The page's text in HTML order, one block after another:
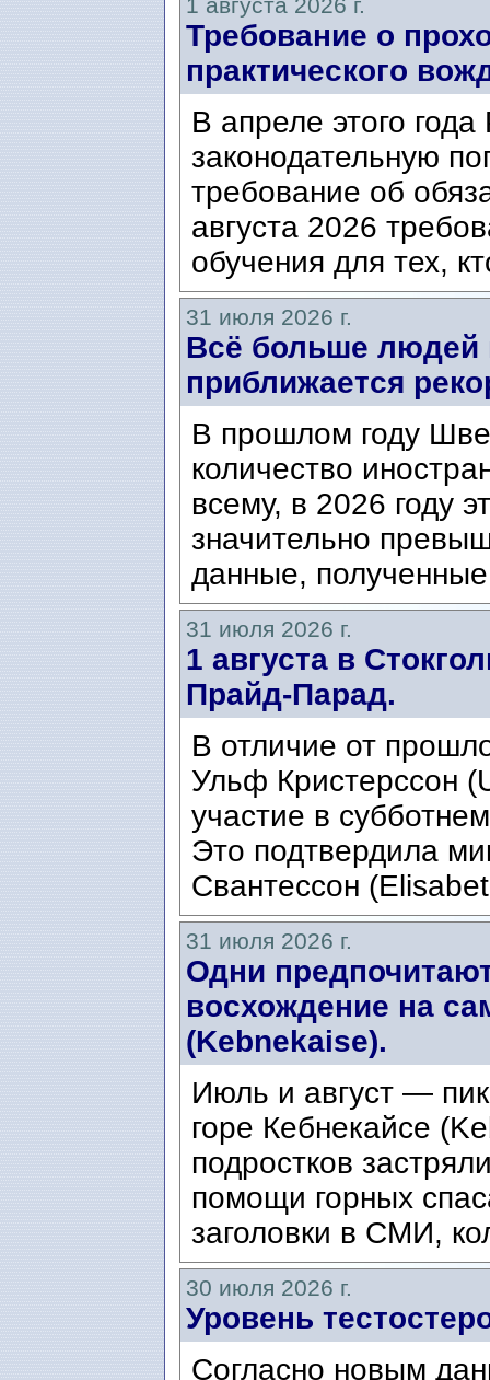
1 августа 2026 г.
Требование о
практического
В апреле этого
законодательную
требование об
августа 2026
обучения для тех,
31 июля 2026 г.
Всё больше
приближается
В прошлом году
количество
всему, в 2026 году
значительно
данные,
31 июля 2026 г.
1 августа в
Прайд-Парад.
В отличие от
Ульф Кристерссон
участие в
Это подтвердила
Свантессон
31 июля 2026 г.
Одни
восхождение на
(Kebnekaise).
Июль и август — пик
горе Кебнекайсе
подростков
помощи горных
заголовки в СМИ,
30 июля 2026 г.
Уровень
Согласно новым